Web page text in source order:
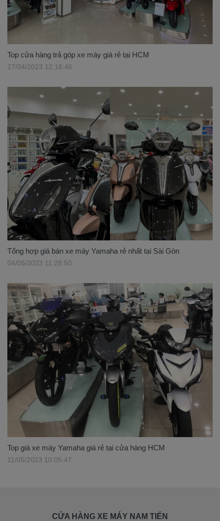
Top cửa hàng trả góp xe máy giá rẻ tại HCM
27/04/2023 12:16:46
Tổng hợp giá bán xe máy Yamaha rẻ nhất tại Sài Gòn
04/05/2023 11:28:50
Top giá xe máy Yamaha giá rẻ tại cửa hàng HCM
11/05/2023 10:05:47
CỬA HÀNG XE MÁY NAM TIẾN